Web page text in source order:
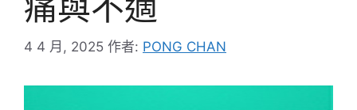
4 4 月, 2025 作者: PONG CHAN